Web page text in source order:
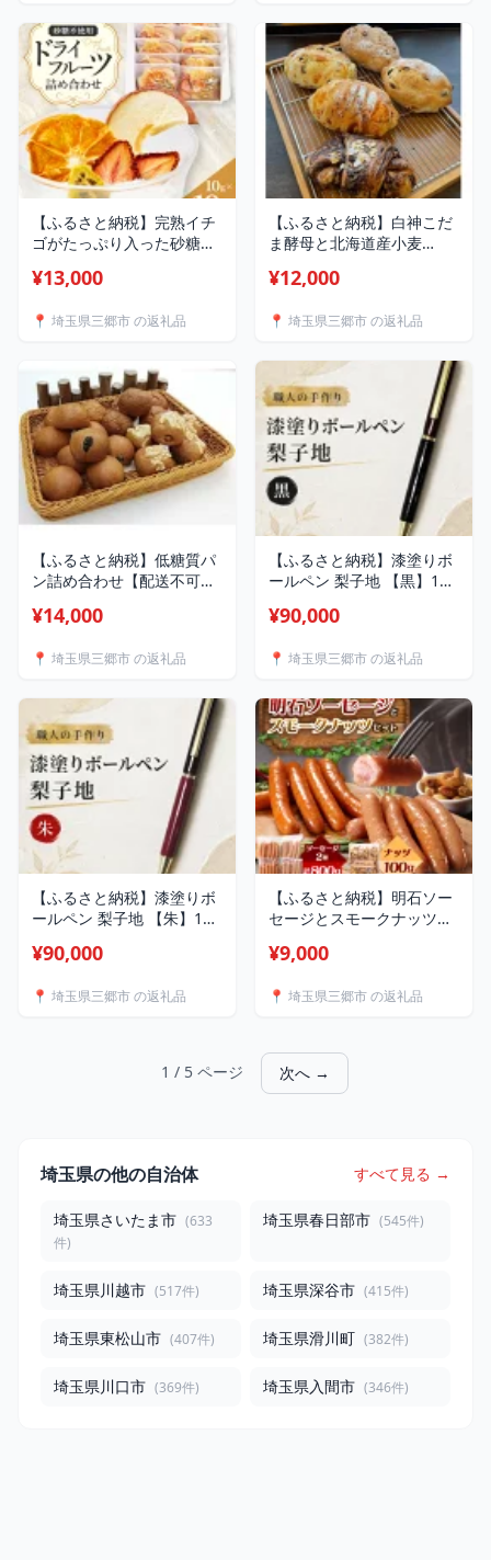
粉 飲料 ドリンク 埼玉県 三
郷市 ギフト プレゼント 送
料無料 【1400854】
【ふるさと納税】完熟イチ
ゴがたっぷり入った砂糖を
ツ詰め合わせ 10g×10袋_
美味しい フルーツ くだも
おすすめ 【1394762】
¥13,000
📍 埼玉県三郷市 の返礼品
【ふるさと納税】白神こだ
ま酵母と北海道産小麦
ト【配送不可地域：離島】
¥12,000
📍 埼玉県三郷市 の返礼品
【ふるさと納税】低糖質パ
ン詰め合わせ【配送不可地
¥14,000
📍 埼玉県三郷市 の返礼品
【ふるさと納税】漆塗りボ
ールペン 梨子地 【黒】1本
¥90,000
📍 埼玉県三郷市 の返礼品
【ふるさと納税】漆塗りボ
ールペン 梨子地 【朱】1本
¥90,000
📍 埼玉県三郷市 の返礼品
【ふるさと納税】明石ソー
セージとスモークナッツの
肉 燻製 チョリソー セット
モーク スナック おつまみ
離島】【1411670】
¥9,000
📍 埼玉県三郷市 の返礼品
1 / 5 ページ 次へ →
埼玉県の他の自治体 すべて見る →
埼玉県さいたま市 (633
件)
埼玉県春日部市 (545件)
埼玉県川越市 (517件) 埼玉県深谷市 (415件)
埼玉県東松山市 (407件) 埼玉県滑川町 (382件)
埼玉県川口市 (369件) 埼玉県入間市 (346件)